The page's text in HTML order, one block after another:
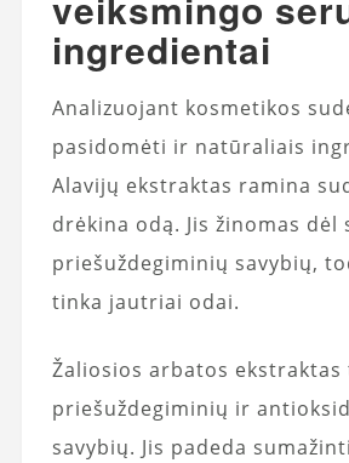
ingredientai
Analizuojant kosmetikos
pasidomėti ir natūraliais
Alavijų ekstraktas ramina
drėkina odą. Jis žinomas dėl
priešuždegiminių savybių,
tinka jautriai odai.
Žaliosios arbatos ekstraktas
priešuždegiminių ir
savybių. Jis padeda